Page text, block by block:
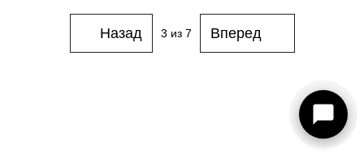
Назад 3 из 7 Вперед